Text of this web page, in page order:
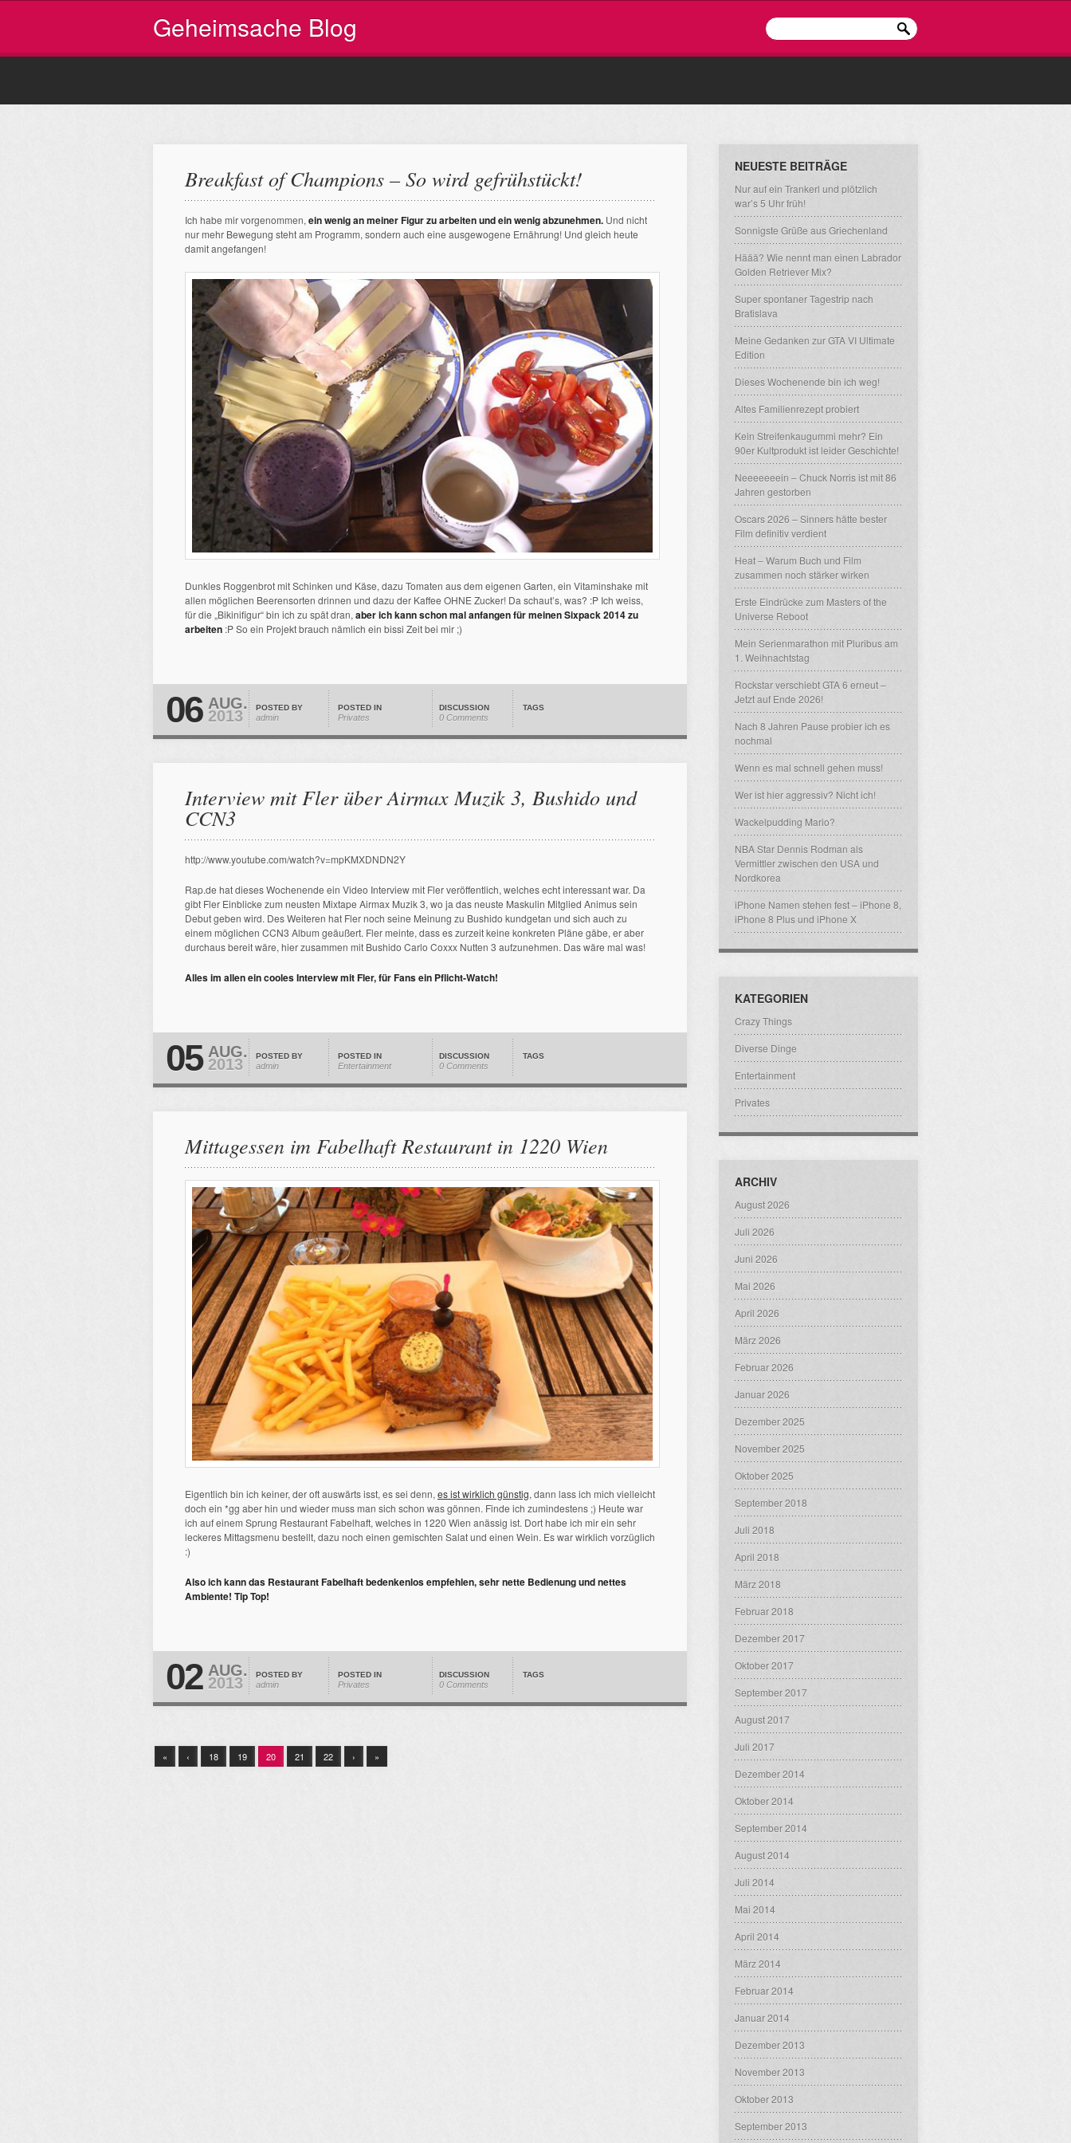
Geheimsache Blog
Breakfast of Champions – So wird gefrühstückt!
Ich habe mir vorgenommen, ein wenig an meiner Figur zu arbeiten und ein wenig abzunehmen. Und nicht
nur mehr Bewegung steht am Programm, sondern auch eine ausgewogene Ernährung! Und gleich heute
damit angefangen!
Dunkles Roggenbrot mit Schinken und Käse, dazu Tomaten aus dem eigenen Garten, ein Vitaminshake mit
allen möglichen Beerensorten drinnen und dazu der Kaffee OHNE Zucker! Da schaut’s, was? :P Ich weiss,
für die „Bikinifigur“ bin ich zu spät dran, aber ich kann schon mal anfangen für meinen Sixpack 2014 zu
arbeiten :P So ein Projekt brauch nämlich ein bissi Zeit bei mir ;)
06 AUG.
2013 POSTED BY
admin
POSTED IN
Privates
DISCUSSION
0 Comments
TAGS
Interview mit Fler über Airmax Muzik 3, Bushido und
CCN3
http://www.youtube.com/watch?v=mpKMXDNDN2Y
Rap.de hat dieses Wochenende ein Video Interview mit Fler veröffentlich, welches echt interessant war. Da
gibt Fler Einblicke zum neusten Mixtape Airmax Muzik 3, wo ja das neuste Maskulin Mitglied Animus sein
Debut geben wird. Des Weiteren hat Fler noch seine Meinung zu Bushido kundgetan und sich auch zu
einem möglichen CCN3 Album geäußert. Fler meinte, dass es zurzeit keine konkreten Pläne gäbe, er aber
durchaus bereit wäre, hier zusammen mit Bushido Carlo Coxxx Nutten 3 aufzunehmen. Das wäre mal was!
Alles im allen ein cooles Interview mit Fler, für Fans ein Pflicht-Watch!
05 AUG.
2013 POSTED BY
admin
POSTED IN
Entertainment
DISCUSSION
0 Comments
TAGS
Mittagessen im Fabelhaft Restaurant in 1220 Wien
Eigentlich bin ich keiner, der oft auswärts isst, es sei denn, es ist wirklich günstig, dann lass ich mich vielleicht
doch ein *gg aber hin und wieder muss man sich schon was gönnen. Finde ich zumindestens ;) Heute war
ich auf einem Sprung Restaurant Fabelhaft, welches in 1220 Wien anässig ist. Dort habe ich mir ein sehr
leckeres Mittagsmenu bestellt, dazu noch einen gemischten Salat und einen Wein. Es war wirklich vorzüglich
:)
Also ich kann das Restaurant Fabelhaft bedenkenlos empfehlen, sehr nette Bedienung und nettes
Ambiente! Tip Top!
02 AUG.
2013 POSTED BY
admin
POSTED IN
Privates
DISCUSSION
0 Comments
TAGS
« ‹ 18 19 20 21 22 › »
NEUESTE BEITRÄGE
Nur auf ein Trankerl und plötzlich
war’s 5 Uhr früh!
Sonnigste Grüße aus Griechenland
Häää? Wie nennt man einen Labrador
Golden Retriever Mix?
Super spontaner Tagestrip nach
Bratislava
Meine Gedanken zur GTA VI Ultimate
Edition
Dieses Wochenende bin ich weg!
Altes Familienrezept probiert
Kein Streifenkaugummi mehr? Ein
90er Kultprodukt ist leider Geschichte!
Neeeeeeein – Chuck Norris ist mit 86
Jahren gestorben
Oscars 2026 – Sinners hätte bester
Film definitiv verdient
Heat – Warum Buch und Film
zusammen noch stärker wirken
Erste Eindrücke zum Masters of the
Universe Reboot
Mein Serienmarathon mit Pluribus am
1. Weihnachtstag
Rockstar verschiebt GTA 6 erneut –
Jetzt auf Ende 2026!
Nach 8 Jahren Pause probier ich es
nochmal
Wenn es mal schnell gehen muss!
Wer ist hier aggressiv? Nicht ich!
Wackelpudding Mario?
NBA Star Dennis Rodman als
Vermittler zwischen den USA und
Nordkorea
iPhone Namen stehen fest – iPhone 8,
iPhone 8 Plus und iPhone X
KATEGORIEN
Crazy Things
Diverse Dinge
Entertainment
Privates
ARCHIV
August 2026
Juli 2026
Juni 2026
Mai 2026
April 2026
März 2026
Februar 2026
Januar 2026
Dezember 2025
November 2025
Oktober 2025
September 2018
Juli 2018
April 2018
März 2018
Februar 2018
Dezember 2017
Oktober 2017
September 2017
August 2017
Juli 2017
Dezember 2014
Oktober 2014
September 2014
August 2014
Juli 2014
Mai 2014
April 2014
März 2014
Februar 2014
Januar 2014
Dezember 2013
November 2013
Oktober 2013
September 2013